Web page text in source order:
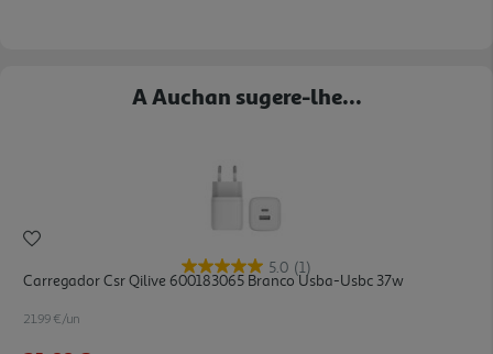
A Auchan sugere-lhe...
5.0 (1)
Carregador Csr Qilive 600183065 Branco Usba-Usbc 37w
21.99 €/un